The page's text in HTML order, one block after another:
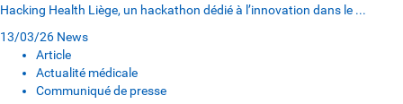
Hacking Health Liège, un hackathon dédié à l’innovation dans le ...
13/03/26 News
Article
Actualité médicale
Communiqué de presse